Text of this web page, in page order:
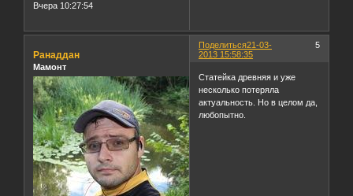
Вчера 10:27:54
Поделиться 5
21-03-
2013 15:58:35
Ранаддан
Мамонт
Статейка древняя и уже
несколько потеряла
актуальность. Но в целом да,
любопытно.